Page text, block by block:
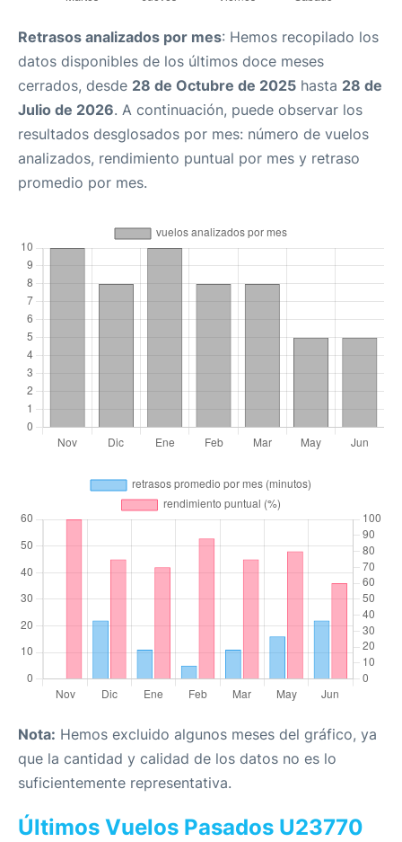
Retrasos analizados por mes: Hemos recopilado los
datos disponibles de los últimos doce meses
cerrados, desde 28 de Octubre de 2025 hasta 28 de
Julio de 2026. A continuación, puede observar los
resultados desglosados por mes: número de vuelos
analizados, rendimiento puntual por mes y retraso
promedio por mes.
Nota: Hemos excluido algunos meses del gráfico, ya
que la cantidad y calidad de los datos no es lo
suficientemente representativa.
Últimos Vuelos Pasados U23770